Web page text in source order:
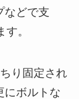
などで支
。
り固定され
にボルトな